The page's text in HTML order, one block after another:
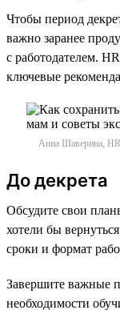
Чтобы период
важно заранее
с работодателем.
ключевые
Анна Шаверина,
До декрета
Обсудите свои
хотели бы
сроки и формат
Завершите важные
необходимости